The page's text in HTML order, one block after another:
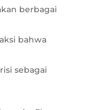
berbagai
bahwa
sebagai